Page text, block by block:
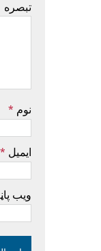
تبصره
نوم *
ایمیل *
ویب